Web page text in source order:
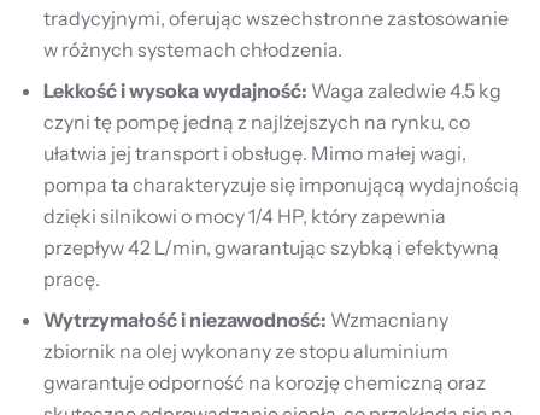
tradycyjnymi, oferując wszechstronne zastosowanie
w różnych systemach chłodzenia.
Lekkość i wysoka wydajność: Waga zaledwie 4.5 kg
czyni tę pompę jedną z najlżejszych na rynku, co
ułatwia jej transport i obsługę. Mimo małej wagi,
pompa ta charakteryzuje się imponującą wydajnością
dzięki silnikowi o mocy 1/4 HP, który zapewnia
przepływ 42 L/min, gwarantując szybką i efektywną
pracę.
Wytrzymałość i niezawodność: Wzmacniany
zbiornik na olej wykonany ze stopu aluminium
gwarantuje odporność na korozję chemiczną oraz